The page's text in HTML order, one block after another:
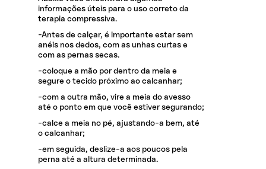
informações úteis para o uso correto da
terapia compressiva.
-Antes de calçar, é importante estar sem
anéis nos dedos, com as unhas curtas e
com as pernas secas.
-coloque a mão por dentro da meia e
segure o tecido próximo ao calcanhar;
-com a outra mão, vire a meia do avesso
até o ponto em que você estiver segurando;
-calce a meia no pé, ajustando-a bem, até
o calcanhar;
-em seguida, deslize-a aos poucos pela
perna até a altura determinada.